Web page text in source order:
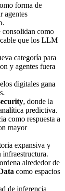
forma de
agentes
consolidan como
que los LLM
categoría para
y agentes fuera
digitales gana
, donde la
predictiva.
como respuesta a
mayor
expansiva y
infraestructura.
alrededor de
como espacios
de inferencia